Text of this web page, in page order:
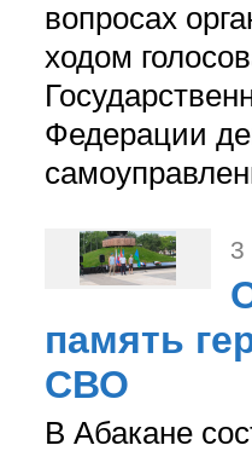
вопросах
ходом
Федерации
3
память
СВО
В Абакане